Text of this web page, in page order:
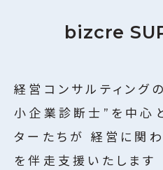
利用規
個人情
bizcre
経営コンサルティング
小企業診断士”を中心
ターたちが
経営に関
を伴走支援いたします
20名のサポー
絞り